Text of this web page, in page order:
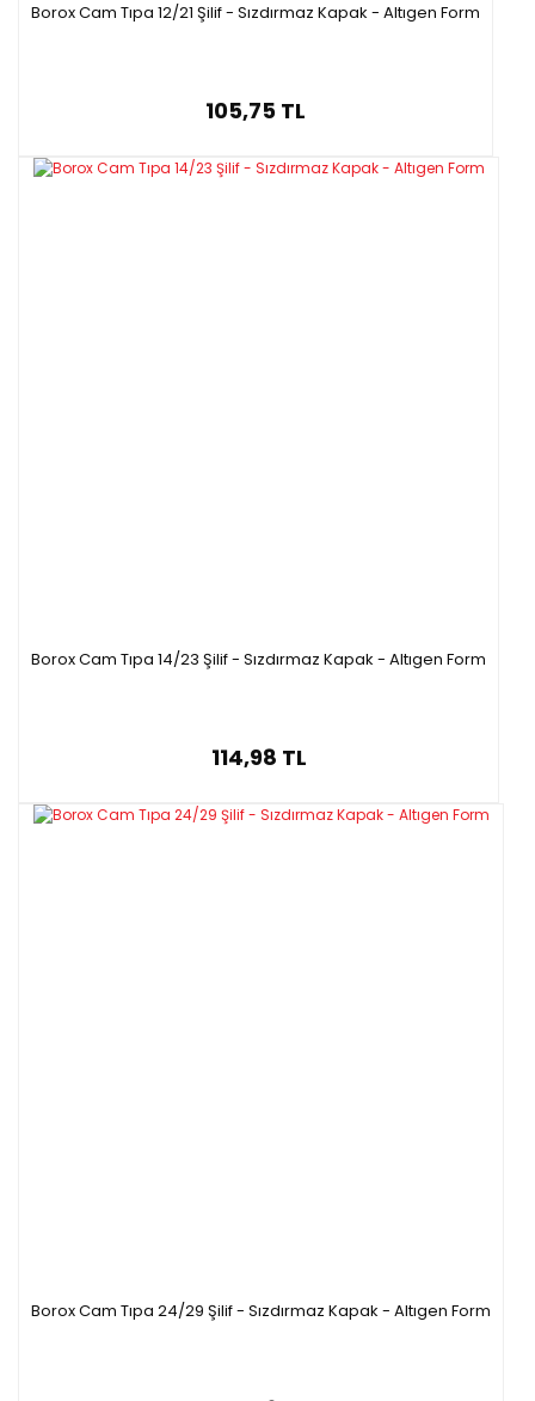
Borox Cam Tıpa 12/21 Şilif - Sızdırmaz Kapak - Altıgen Form
105,75 TL
Borox Cam Tıpa 14/23 Şilif - Sızdırmaz Kapak - Altıgen Form
114,98 TL
Borox Cam Tıpa 24/29 Şilif - Sızdırmaz Kapak - Altıgen Form